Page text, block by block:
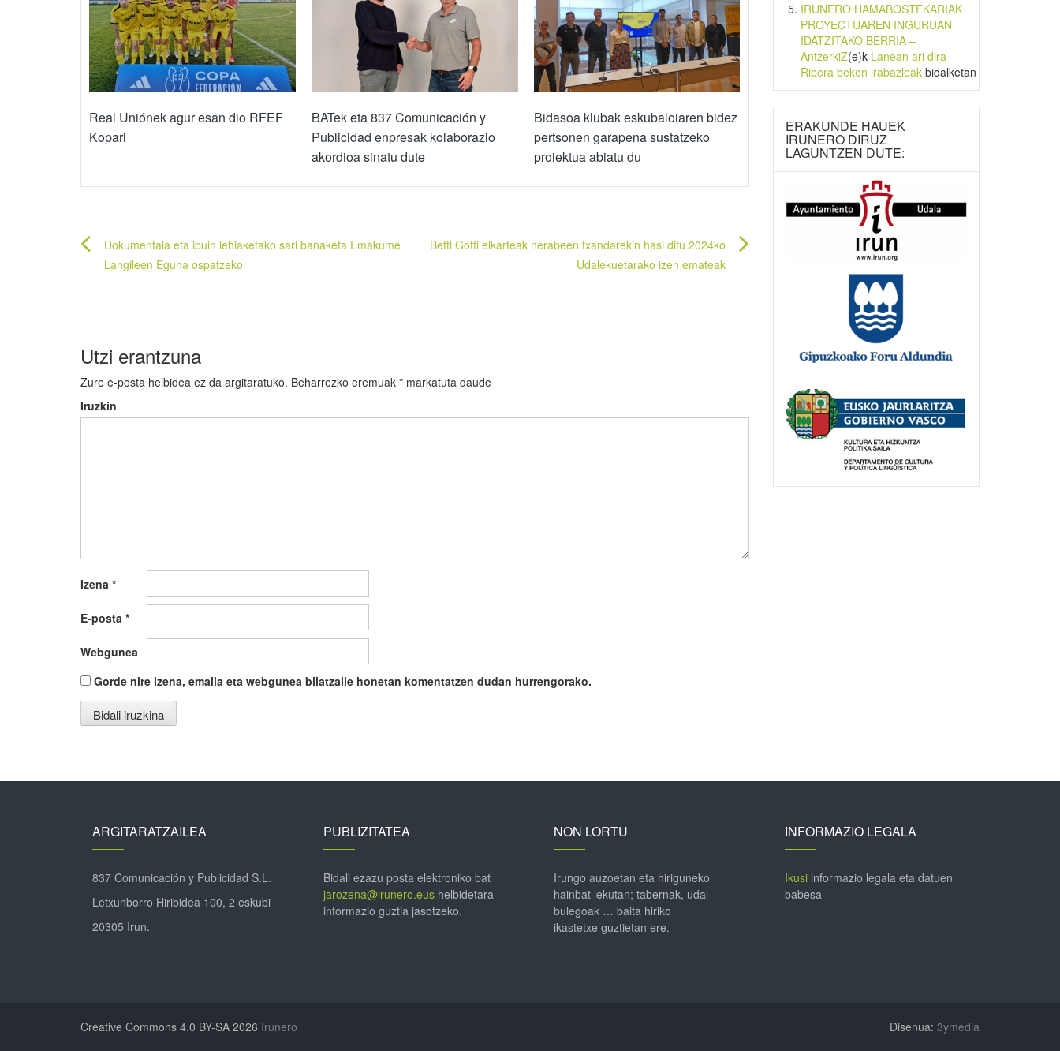
Real Uniónek agur esan dio RFEF
Kopari
BATek eta 837 Comunicación y
Publicidad enpresak kolaborazio
akordioa sinatu dute
Bidasoa klubak eskubaloiaren bidez
pertsonen garapena sustatzeko
proiektua abiatu du
Bidalketetan
zehar
Dokumentala eta ipuin lehiaketako sari banaketa Emakume
Langileen Eguna ospatzeko
Betti Gotti elkarteak nerabeen txandarekin hasi ditu 2024ko
Udalekuetarako izen emateak
Utzi erantzuna
Zure e-posta helbidea ez da argitaratuko. Beharrezko eremuak * markatuta daude
Iruzkin
Izena *
E-posta *
Webgunea
Gorde nire izena, emaila eta webgunea bilatzaile honetan komentatzen dudan hurrengorako.
IRUNERO HAMABOSTEKARIAK
PROYECTUAREN INGURUAN
IDATZITAKO BERRIA –
AntzerkiZ(e)k Lanean ari dira
Ribera beken irabazleakbidalketan
ERAKUNDE HAUEK
IRUNERO DIRUZ
LAGUNTZEN DUTE:
ARGITARATZAILEA
837 Comunicación y Publicidad S.L.
Letxunborro Hiribidea 100, 2 eskubi
20305 Irun.
PUBLIZITATEA
Bidali ezazu posta elektroniko bat
jarozena@irunero.eushelbidetara
informazio guztia jasotzeko.
NON LORTU
Irungo auzoetan eta hiriguneko
hainbat lekutan; tabernak, udal
bulegoak … baita hiriko
ikastetxe guztietan ere.
INFORMAZIO LEGALA
Ikusiinformazio legala eta datuen
babesa
Creative Commons 4.0 BY-SA 2026 Irunero Disenua: 3ymedia